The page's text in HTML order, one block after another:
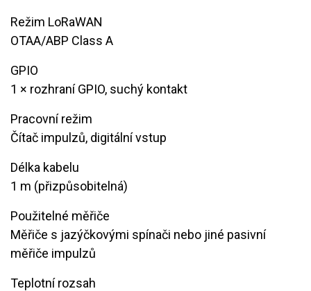
Režim LoRaWAN​
OTAA/ABP Class A​
GPIO
1 × rozhraní GPIO, suchý kontakt
Pracovní režim
​Čítač impulzů, digitální vstup
Délka kabelu
1 m (přizpůsobitelná)
Použitelné měřiče
​Měřiče s jazýčkovými spínači nebo jiné pasivní
měřiče impulzů
Teplotní rozsah